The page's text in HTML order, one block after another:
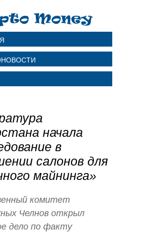
начала
в
салонов для
майнинга»
комитет
Челнов открыл
дело по факту